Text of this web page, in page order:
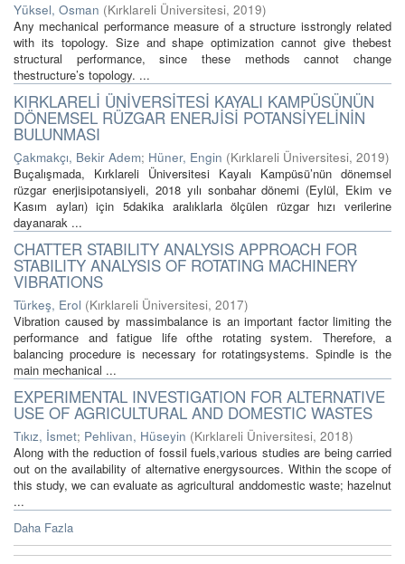
Yüksel, Osman (Kırklareli Üniversitesi, 2019)
Any mechanical performance measure of a structure isstrongly related
with its topology. Size and shape optimization cannot give thebest
structural performance, since these methods cannot change
thestructure’s topology. ...
KIRKLARELİ ÜNİVERSİTESİ KAYALI KAMPÜSÜNÜN
DÖNEMSEL RÜZGAR ENERJİSİ POTANSİYELİNİN
BULUNMASI
Çakmakçı, Bekir Adem; Hüner, Engin (Kırklareli Üniversitesi, 2019)
Buçalışmada, Kırklareli Üniversitesi Kayalı Kampüsü’nün dönemsel
rüzgar enerjisipotansiyeli, 2018 yılı sonbahar dönemi (Eylül, Ekim ve
Kasım ayları) için 5dakika aralıklarla ölçülen rüzgar hızı verilerine
dayanarak ...
CHATTER STABILITY ANALYSIS APPROACH FOR
STABILITY ANALYSIS OF ROTATING MACHINERY
VIBRATIONS
Türkeş, Erol (Kırklareli Üniversitesi, 2017)
Vibration caused by massimbalance is an important factor limiting the
performance and fatigue life ofthe rotating system. Therefore, a
balancing procedure is necessary for rotatingsystems. Spindle is the
main mechanical ...
EXPERIMENTAL INVESTIGATION FOR ALTERNATIVE
USE OF AGRICULTURAL AND DOMESTIC WASTES
Tıkız, İsmet; Pehlivan, Hüseyin (Kırklareli Üniversitesi, 2018)
Along with the reduction of fossil fuels,various studies are being carried
out on the availability of alternative energysources. Within the scope of
this study, we can evaluate as agricultural anddomestic waste; hazelnut
...
Daha Fazla